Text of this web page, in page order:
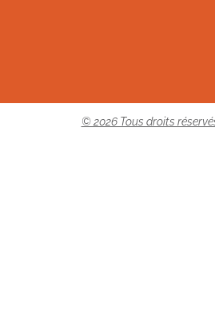
© 2026 Tous droits